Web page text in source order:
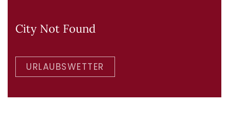
City Not Found
URLAUBSWETTER